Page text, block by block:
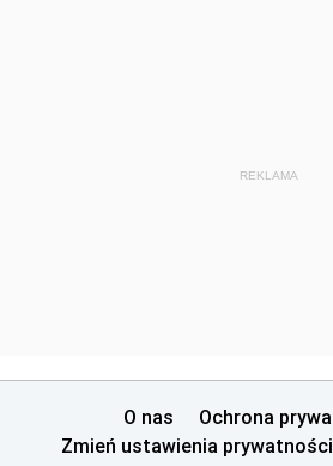
REKLAMA
O nas
Ochrona
Zmień ustawienia prywatności